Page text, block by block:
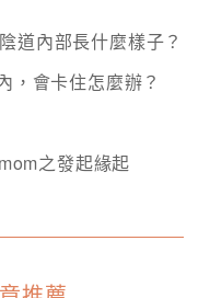
道內部長什麼樣子？
，會卡住怎麼辦？
之發起緣起